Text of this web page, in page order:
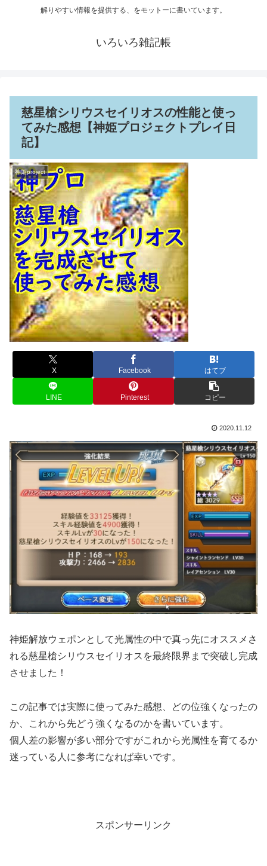
解りやすい情報を提供する、をモットーに書いています。
いろいろ雑記帳
慈星槍シリウスセイリオスの性能と使っ
てみた感想【神姫プロジェクトプレイ日
記】
神姫project
X Facebook はてブ
LINE Pinterest コピー
2020.11.12
神姫解放ウェポンとして光属性の中で真っ先にオススメさ
れる慈星槍シリウスセイリオスを最終限界まで突破し完成
させました！
この記事では実際に使ってみた感想、どの位強くなったの
か、これから先どう強くなるのかを書いています。
個人差の影響が多い部分ですがこれから光属性を育てるか
迷っている人に参考になれば幸いです。
スポンサーリンク